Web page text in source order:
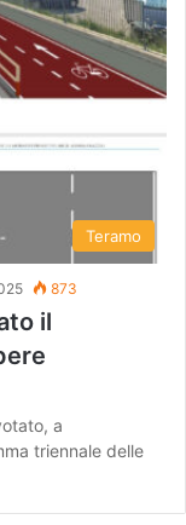
Teramo
873
il
a
triennale delle